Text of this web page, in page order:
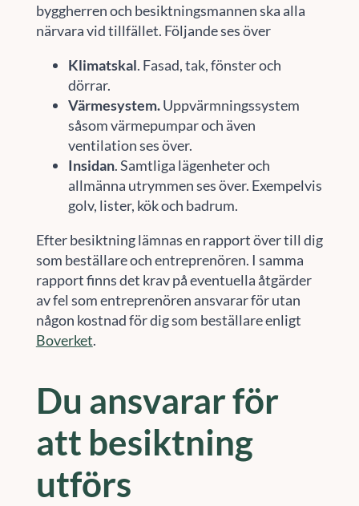
byggherren och besiktningsmannen ska alla
närvara vid tillfället. Följande ses över
Klimatskal. Fasad, tak, fönster och
dörrar.
Värmesystem.Uppvärmningssystem
såsom värmepumpar och även
ventilation ses över.
Insidan. Samtliga lägenheter och
allmänna utrymmen ses över. Exempelvis
golv, lister, kök och badrum.
Efter besiktning lämnas en rapport över till dig
som beställare och entreprenören. I samma
rapport finns det krav på eventuella åtgärder
av fel som entreprenören ansvarar för utan
någon kostnad för dig som beställare enligt
Boverket.
Du ansvarar för
att besiktning
utförs